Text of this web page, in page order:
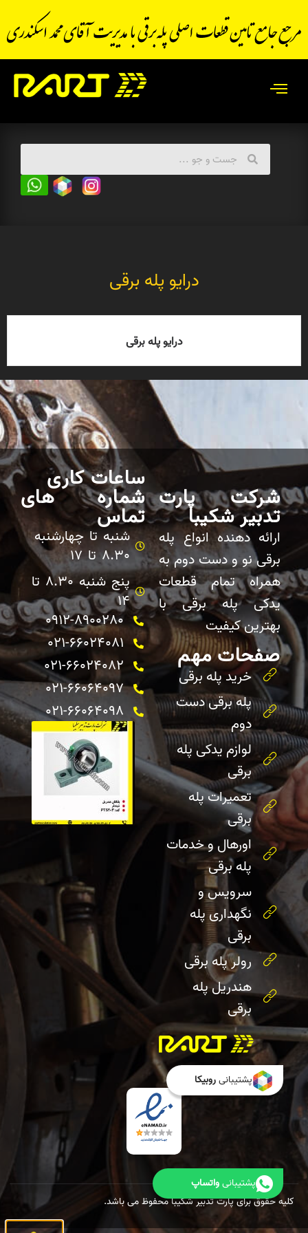
درایو پله برقی
درایو پله برقی
شرکت پارت
تدبیر شکیبا
ارائه دهنده انواع پله
برقی نو و دست دوم به
همراه تمام قطعات
یدکی پله برقی با
بهترین کیفیت
صفحات مهم
خرید پله برقی
پله برقی دست
دوم
لوازم یدکی پله
برقی
تعمیرات پله
برقی
اورهال و خدمات
پله برقی
سرویس و
نگهداری پله
برقی
رولر پله برقی
هندریل پله
برقی
ساعات کاری
شنبه تا چهارشنبه
8.30 تا 17
پنج شنبه 8.30 تا
14
شماره های
تماس
0912-8900280
021-66024081
021-66024082 ​
021-66064097
021-66064098
کلیه حقوق برای پارت تدبیر شکیبا محفوظ می باشد.
پشتیبانیروبیکا
پشتیبانیواتساپ